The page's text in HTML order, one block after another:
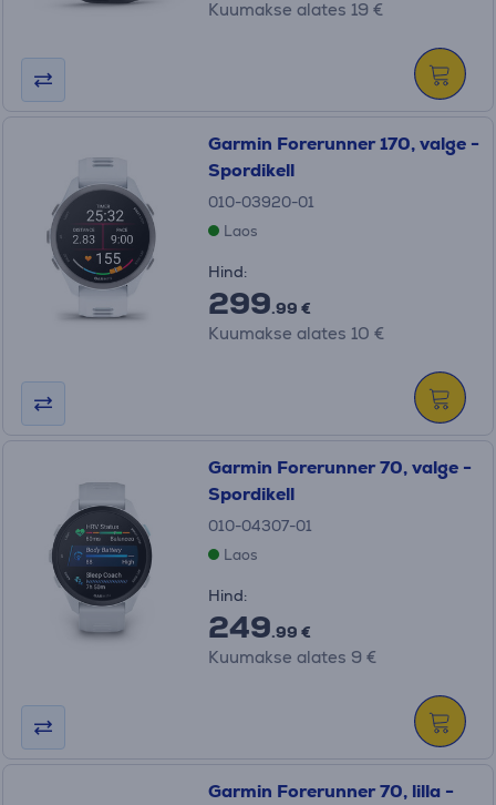
Kuumakse alates 19 €
Garmin Forerunner 170, valge -
Spordikell
010-03920-01
Laos
Hind:
299.99 €
Kuumakse alates 10 €
Garmin Forerunner 70, valge -
Spordikell
010-04307-01
Laos
Hind:
249.99 €
Kuumakse alates 9 €
Garmin Forerunner 70, lilla -